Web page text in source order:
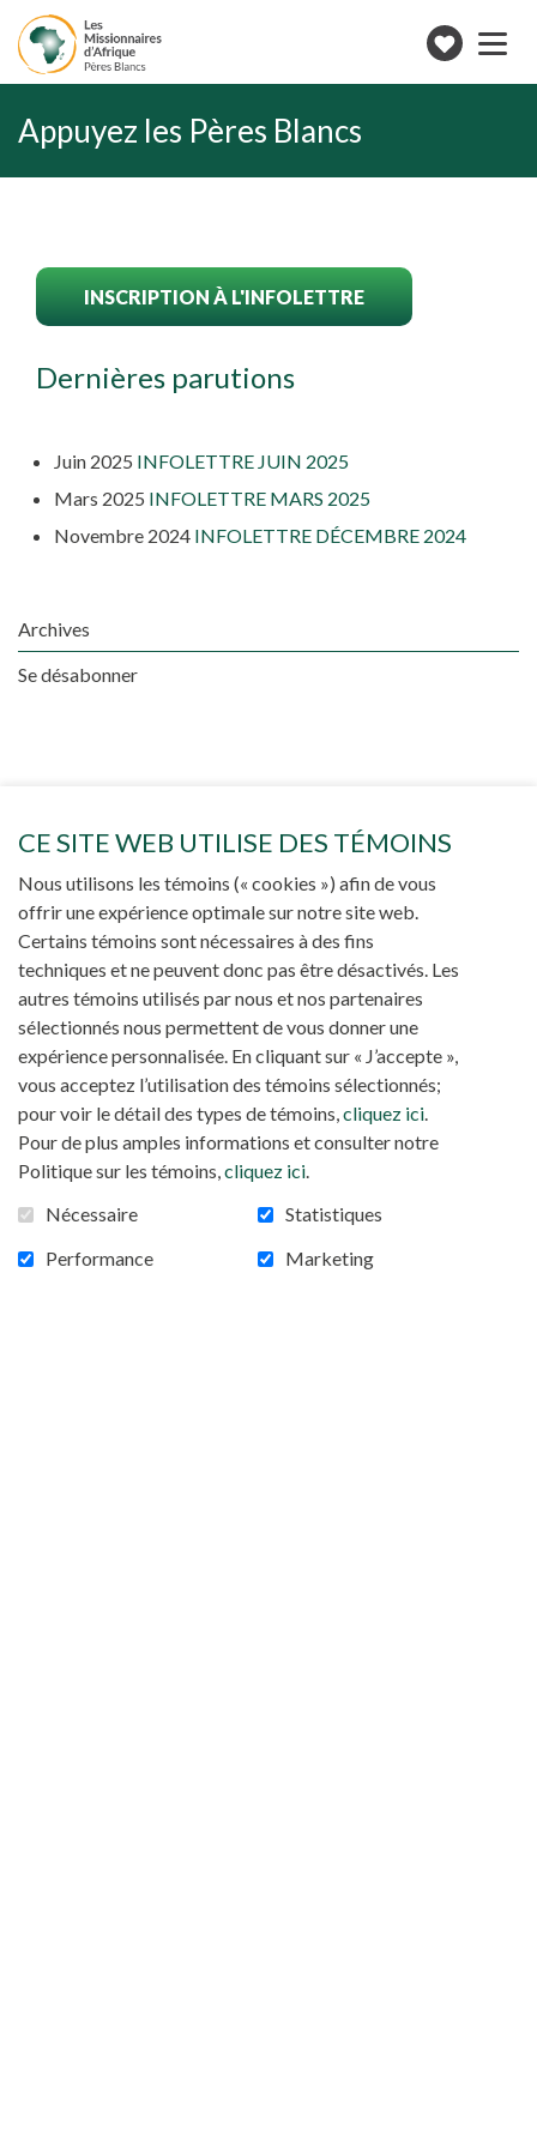
un
Toggle
navigation
Appuyez les Pères Blancs
INSCRIPTION À L'INFOLETTRE
Dernières parutions
Juin 2025 INFOLETTRE JUIN 2025
Mars 2025 INFOLETTRE MARS 2025
Novembre 2024 INFOLETTRE DÉCEMBRE 2024
Archives
Se désabonner
AUTRES PROJETS
DES PÈRES BLANCS
CE SITE WEB UTILISE DES TÉMOINS
Nous utilisons les témoins (« cookies ») afin de vous
offrir une expérience optimale sur notre site web.
Certains témoins sont nécessaires à des fins
techniques et ne peuvent donc pas être désactivés. Les
autres témoins utilisés par nous et nos partenaires
sélectionnés nous permettent de vous donner une
expérience personnalisée. En cliquant sur « J’accepte »,
vous acceptez l’utilisation des témoins sélectionnés;
pour voir le détail des types de témoins,cliquez ici.
Pour de plus amples informations et consulter notre
Politique sur les témoins,cliquez ici.
Nécessaire
Statistiques
Performance
Marketing